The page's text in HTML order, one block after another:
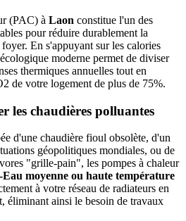
(PAC) à Laon constitue l'un des
pour réduire durablement la
En s'appuyant sur les calories
moderne permet de diviser
thermiques annuelles tout en
de votre logement de plus de 75%.
les chaudières polluantes
d'une chaudière fioul obsolète, d'un
géopolitiques mondiales, ou de
"grille-pain", les pompes à chaleur
moyenne ou haute température
à votre réseau de radiateurs en
éliminant ainsi le besoin de travaux